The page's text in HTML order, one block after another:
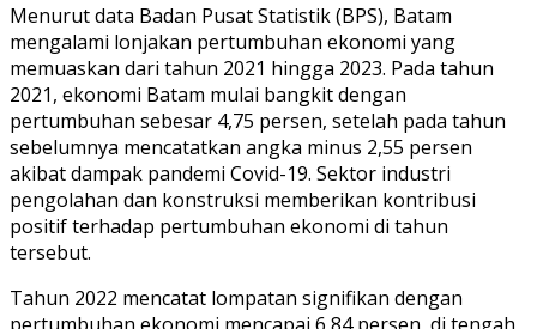
Menurut data Badan Pusat Statistik (BPS), Batam
mengalami lonjakan pertumbuhan ekonomi yang
memuaskan dari tahun 2021 hingga 2023. Pada tahun
2021, ekonomi Batam mulai bangkit dengan
pertumbuhan sebesar 4,75 persen, setelah pada tahun
sebelumnya mencatatkan angka minus 2,55 persen
akibat dampak pandemi Covid-19. Sektor industri
pengolahan dan konstruksi memberikan kontribusi
positif terhadap pertumbuhan ekonomi di tahun
tersebut.
Tahun 2022 mencatat lompatan signifikan dengan